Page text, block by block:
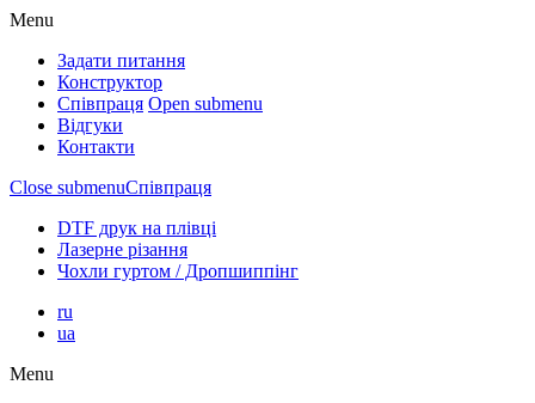
Menu
Задати питання
Конструктор
Співпраця Open submenu
Відгуки
Контакти
Close submenuСпівпраця
DTF друк на плівці
Лазерне різання
Чохли гуртом / Дропшиппінг
ru
ua
Menu